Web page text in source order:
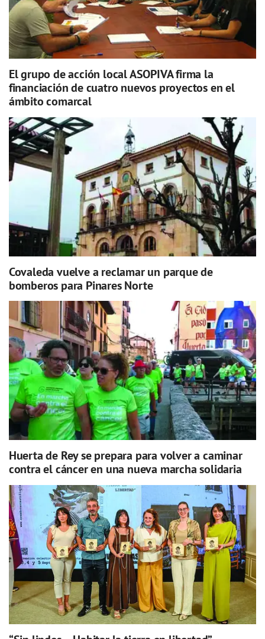
El grupo de acción local ASOPIVA firma la
financiación de cuatro nuevos proyectos en el
ámbito comarcal
Covaleda vuelve a reclamar un parque de
bomberos para Pinares Norte
Huerta de Rey se prepara para volver a caminar
contra el cáncer en una nueva marcha solidaria